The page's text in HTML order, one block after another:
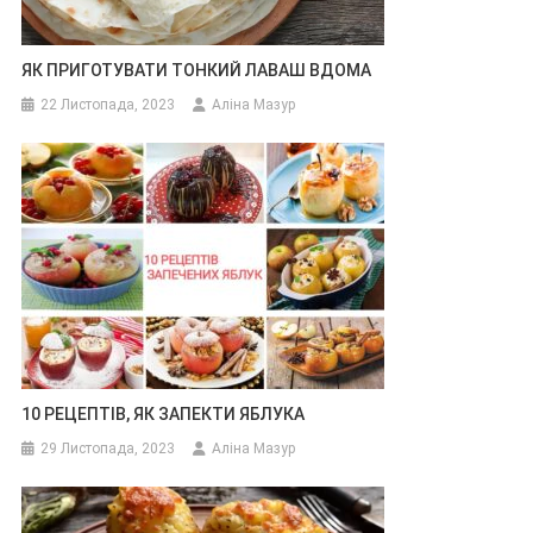
ЯК ПРИГОТУВАТИ ТОНКИЙ ЛАВАШ ВДОМА
22 Листопада, 2023 Аліна Мазур
10 РЕЦЕПТІВ, ЯК ЗАПЕКТИ ЯБЛУКА
29 Листопада, 2023 Аліна Мазур